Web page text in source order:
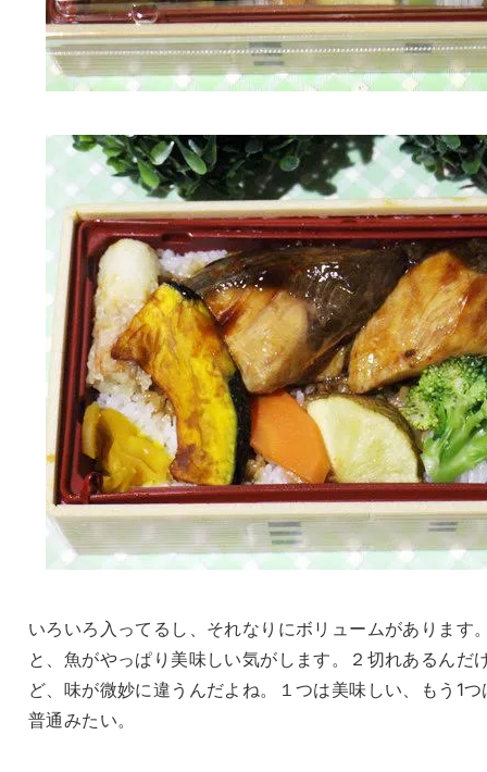
いろいろ入ってるし、それなりにボリュームがあります
と、魚がやっぱり美味しい気がします。２切れあるんだ
ど、味が微妙に違うんだよね。１つは美味しい、もう1つ
普通みたい。